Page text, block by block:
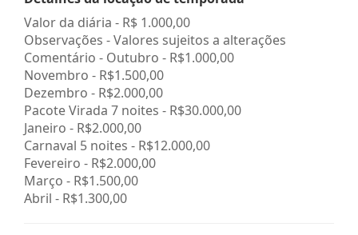
Valor da diária - R$ 1.000,00
Observações - Valores sujeitos a alterações
Comentário - Outubro - R$1.000,00
Novembro - R$1.500,00
Dezembro - R$2.000,00
Pacote Virada 7 noites - R$30.000,00
Janeiro - R$2.000,00
Carnaval 5 noites - R$12.000,00
Fevereiro - R$2.000,00
Março - R$1.500,00
Abril - R$1.300,00